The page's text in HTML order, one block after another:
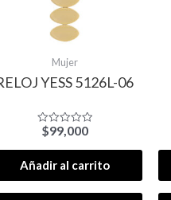
Mujer
YESS 5126L-06
Valorado
0
de
5
$99,000
Añadir al carrito